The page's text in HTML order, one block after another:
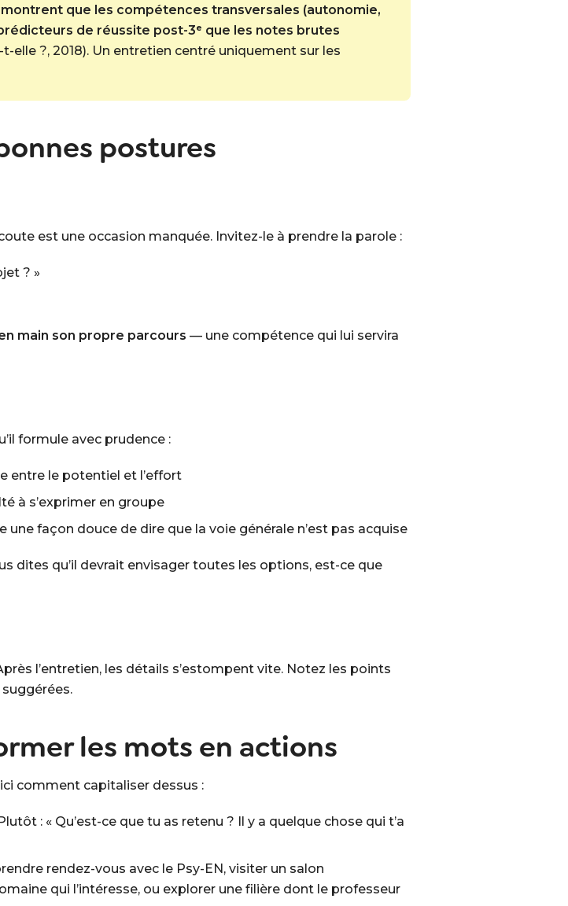
que les compétences transversales (autonomie,
de réussite post-3ᵉ que les notes brutes
t-elle ?, 2018). Un entretien centré uniquement sur les
postures
est une occasion manquée. Invitez-le à prendre la parole :
? »
main son propre parcours — une compétence qui lui servira
formule avec prudence :
entre le potentiel et l’effort
à s’exprimer en groupe
une façon douce de dire que la voie générale n’est pas acquise
dites qu’il devrait envisager toutes les options, est-ce que
l’entretien, les détails s’estompent vite. Notez les points
les mots en actions
comment capitaliser dessus :
: « Qu’est-ce que tu as retenu ? Il y a quelque chose qui t’a
rendez-vous avec le Psy-EN, visiter un salon
qui l’intéresse, ou explorer une filière dont le professeur